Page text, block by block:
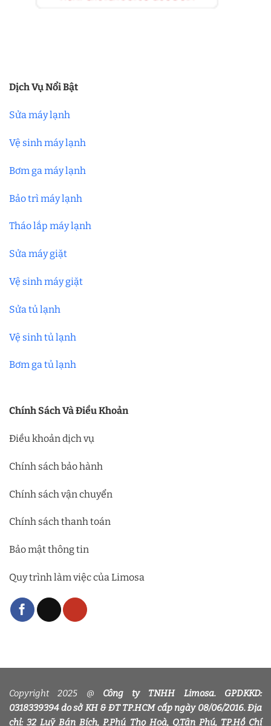
Dịch Vụ Nổi Bật
Sửa máy lạnh
Vệ sinh máy lạnh
Bơm ga máy lạnh
Bảo trì máy lạnh
Tháo lắp máy lạnh
Sửa máy giặt
Vệ sinh máy giặt
Sửa tủ lạnh
Vệ sinh tủ lạnh
Bơm ga tủ lạnh
Chính Sách Và Điều Khoản
Điều khoản dịch vụ
Chính sách bảo hành
Chính sách vận chuyển
Chính sách thanh toán
Bảo mật thông tin
Quy trình làm việc của Limosa
Copyright 2025 @ Công ty TNHH Limosa. GPDKKD:
0318339394 do sở KH & ĐT TP.HCM cấp ngày 08/06/2016. Địa
chỉ: 32 Luỹ Bán Bích, P.Phú Thọ Hoà, Q.Tân Phú, TP.Hồ Chí